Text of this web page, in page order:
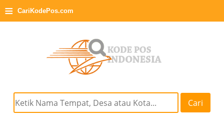
≡ CariKodePos.com
Cari